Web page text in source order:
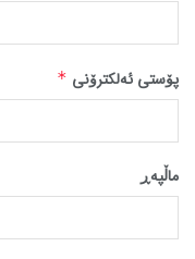
پۆستی ئەلکترۆنی *
ماڵپه‌ڕ